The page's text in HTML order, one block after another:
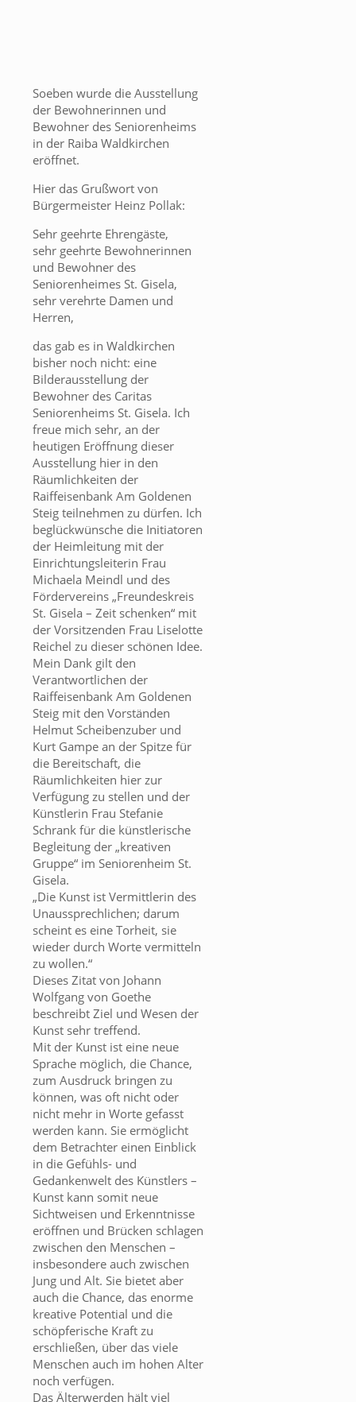
Soeben wurde die Ausstellung
der Bewohnerinnen und
Bewohner des Seniorenheims
in der Raiba Waldkirchen
eröffnet.
Hier das Grußwort von
Bürgermeister Heinz Pollak:
Sehr geehrte Ehrengäste,
sehr geehrte Bewohnerinnen
und Bewohner des
Seniorenheimes St. Gisela,
sehr verehrte Damen und
Herren,
das gab es in Waldkirchen
bisher noch nicht: eine
Bilderausstellung der
Bewohner des Caritas
Seniorenheims St. Gisela. Ich
freue mich sehr, an der
heutigen Eröffnung dieser
Ausstellung hier in den
Räumlichkeiten der
Raiffeisenbank Am Goldenen
Steig teilnehmen zu dürfen. Ich
beglückwünsche die Initiatoren
der Heimleitung mit der
Einrichtungsleiterin Frau
Michaela Meindl und des
Fördervereins „Freundeskreis
St. Gisela – Zeit schenken“ mit
der Vorsitzenden Frau Liselotte
Reichel zu dieser schönen Idee.
Mein Dank gilt den
Verantwortlichen der
Raiffeisenbank Am Goldenen
Steig mit den Vorständen
Helmut Scheibenzuber und
Kurt Gampe an der Spitze für
die Bereitschaft, die
Räumlichkeiten hier zur
Verfügung zu stellen und der
Künstlerin Frau Stefanie
Schrank für die künstlerische
Begleitung der „kreativen
Gruppe“ im Seniorenheim St.
Gisela.
„Die Kunst ist Vermittlerin des
Unaussprechlichen; darum
scheint es eine Torheit, sie
wieder durch Worte vermitteln
zu wollen.“
Dieses Zitat von Johann
Wolfgang von Goethe
beschreibt Ziel und Wesen der
Kunst sehr treffend.
Mit der Kunst ist eine neue
Sprache möglich, die Chance,
zum Ausdruck bringen zu
können, was oft nicht oder
nicht mehr in Worte gefasst
werden kann. Sie ermöglicht
dem Betrachter einen Einblick
in die Gefühls- und
Gedankenwelt des Künstlers –
Kunst kann somit neue
Sichtweisen und Erkenntnisse
eröffnen und Brücken schlagen
zwischen den Menschen –
insbesondere auch zwischen
Jung und Alt. Sie bietet aber
auch die Chance, das enorme
kreative Potential und die
schöpferische Kraft zu
erschließen, über das viele
Menschen auch im hohen Alter
noch verfügen.
Das Älterwerden hält viel